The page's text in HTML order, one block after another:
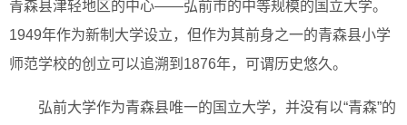
青森县津轻地区的中心——弘前市的中等规模的国立大学。
1949年作为新制大学设立，但作为其前身之一的青森县小学
师范学校的创立可以追溯到1876年，可谓历史悠久。
弘前大学作为青森县唯一的国立大学，并没有以“青森”的